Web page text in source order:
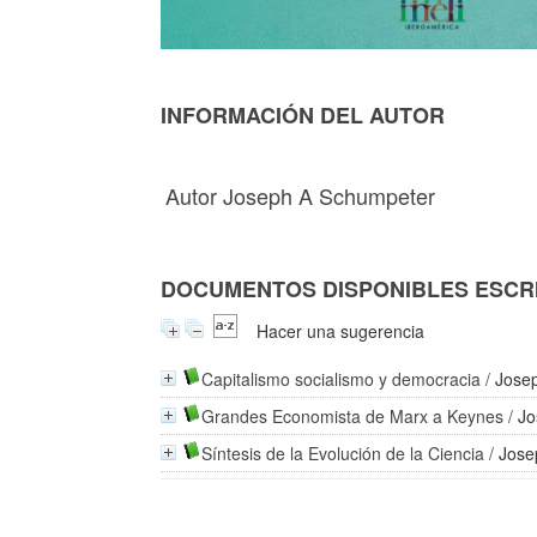
INFORMACIÓN DEL AUTOR
Autor Joseph A Schumpeter
DOCUMENTOS DISPONIBLES
Hacer una sugerencia
Capitalismo socialismo y democracia /
Grandes Economista de Marx a Keynes /
Síntesis de la Evolución de la Ciencia /